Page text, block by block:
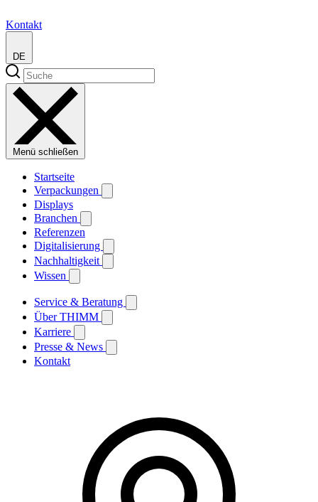
Kontakt
DE
Menü schließen
Startseite
Verpackungen
Displays
Branchen
Referenzen
Digitalisierung
Nachhaltigkeit
Wissen
Service & Beratung
Über THIMM
Karriere
Presse & News
Kontakt